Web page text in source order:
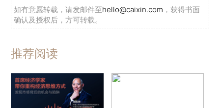
如有意愿转载，请发邮件至hello@caixin.com ，获得书面
确认及授权后，方可转载。
推荐阅读